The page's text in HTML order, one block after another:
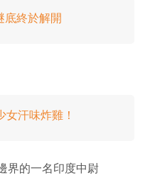
底終於解開
女汗味炸雞！
界的一名印度中尉